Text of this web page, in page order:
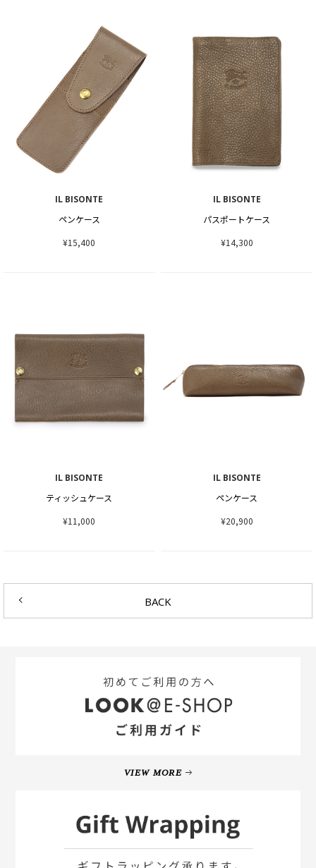
IL BISONTE
ペンケース
¥15,400
IL BISONTE
パスポートケース
¥14,300
IL BISONTE
ティッシュケース
¥11,000
IL BISONTE
ペンケース
¥20,900
BACK
VIEW MORE